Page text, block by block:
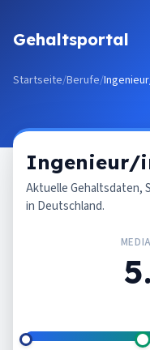
Gehaltsportal
Startseite/Berufe/
Ingenieur/
Aktuelle Gehaltsdaten,
in Deutschland.